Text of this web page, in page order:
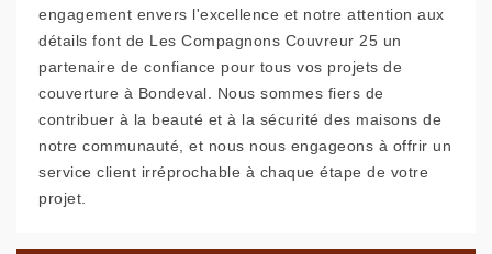
engagement envers l'excellence et notre attention aux
détails font de Les Compagnons Couvreur 25 un
partenaire de confiance pour tous vos projets de
couverture à Bondeval. Nous sommes fiers de
contribuer à la beauté et à la sécurité des maisons de
notre communauté, et nous nous engageons à offrir un
service client irréprochable à chaque étape de votre
projet.